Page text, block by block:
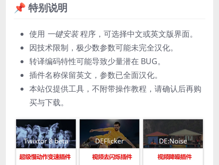
📌 特别说明
使用 一键安装程序，可选择中文或英文版界面。
因技术限制，极少数参数可能未完全汉化。
转译编码特性可能导致少量潜在 BUG。
插件名称保留英文，参数已全面汉化。
本站仅提供工具，不附带操作教程，请确认后再购
买与下载。